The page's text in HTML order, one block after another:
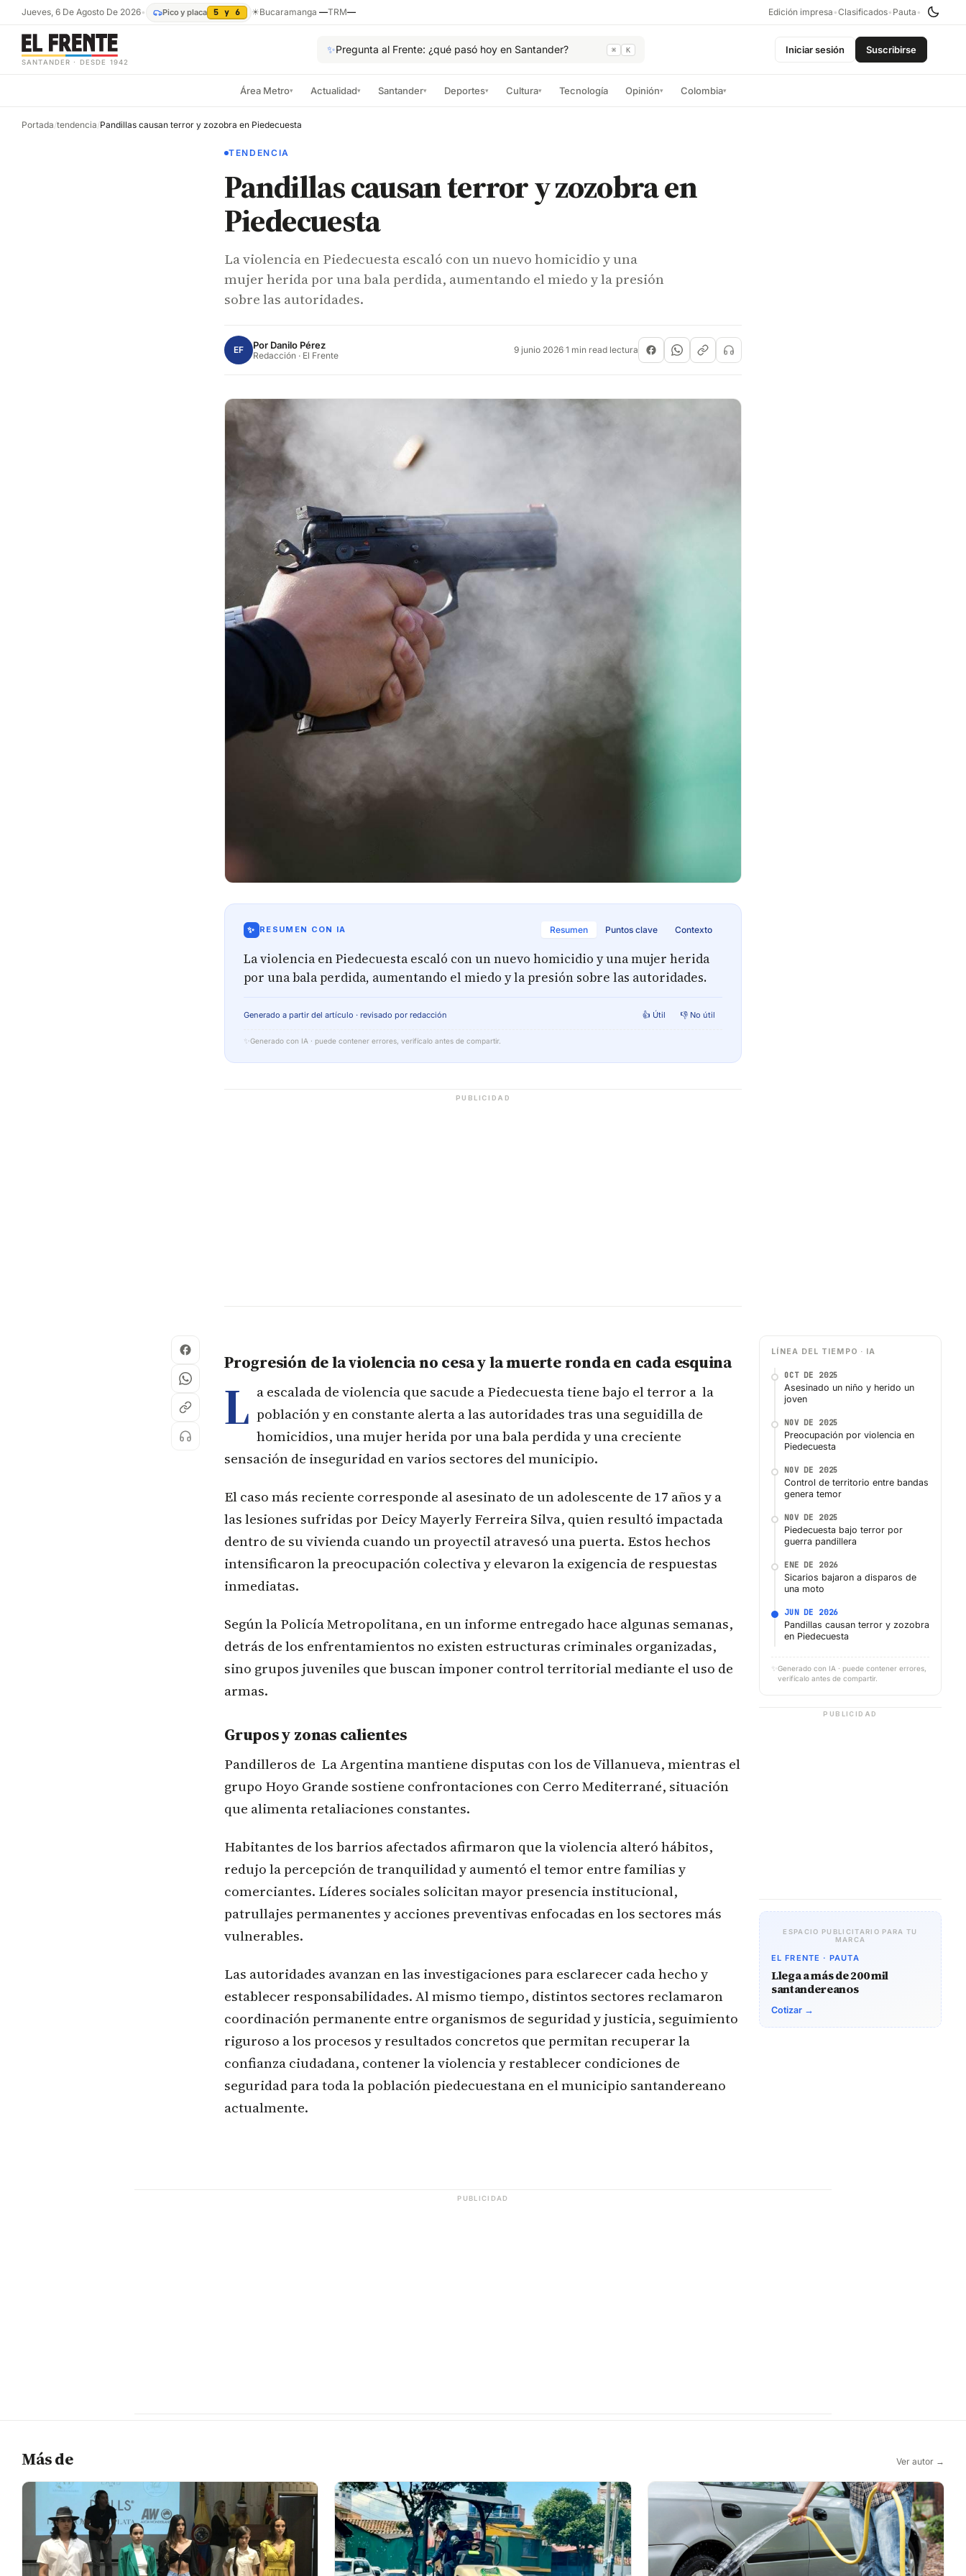
Jueves, 6 De Agosto De 2026• Pico y placa 5 y 6 ☀Bucaramanga —TRM— Edición impresa •Clasificados• Pauta •
SANTANDER · DESDE 1942
✨Pregunta al Frente: ¿qué pasó hoy en Santander? ⌘ K Iniciar sesión Suscribirse
Área Metro▾ Actualidad▾ Santander▾ Deportes▾ Cultura▾ Tecnología Opinión▾ Colombia▾
Portada/tendencia/Pandillas causan terror y zozobra en Piedecuesta
TENDENCIA
Pandillas causan terror y zozobra en
Piedecuesta
La violencia en Piedecuesta escaló con un nuevo homicidio y una
mujer herida por una bala perdida, aumentando el miedo y la presión
sobre las autoridades.
EF Por Danilo Pérez
Redacción · El Frente 9 junio 2026·1 min read lectura
✨ RESUMEN CON IA Resumen Puntos clave Contexto
La violencia en Piedecuesta escaló con un nuevo homicidio y una mujer herida
por una bala perdida, aumentando el miedo y la presión sobre las autoridades.
Generado a partir del artículo · revisado por redacción 👍 Útil 👎 No útil
✨ Generado con IA · puede contener errores, verifícalo antes de compartir.
PUBLICIDAD
Progresión de la violencia no cesa y la muerte ronda en cada esquina
L a escalada de violencia que sacude a Piedecuesta tiene bajo el terror a la
población y en constante alerta a las autoridades tras una seguidilla de
homicidios, una mujer herida por una bala perdida y una creciente
sensación de inseguridad en varios sectores del municipio.
El caso más reciente corresponde al asesinato de un adolescente de 17 años y a
las lesiones sufridas por Deicy Mayerly Ferreira Silva, quien resultó impactada
dentro de su vivienda cuando un proyectil atravesó una puerta. Estos hechos
intensificaron la preocupación colectiva y elevaron la exigencia de respuestas
inmediatas.
Según la Policía Metropolitana, en un informe entregado hace algunas semanas,
detrás de los enfrentamientos no existen estructuras criminales organizadas,
sino grupos juveniles que buscan imponer control territorial mediante el uso de
armas.
Grupos y zonas calientes
Pandilleros de La Argentina mantiene disputas con los de Villanueva, mientras el
grupo Hoyo Grande sostiene confrontaciones con Cerro Mediterrané, situación
que alimenta retaliaciones constantes.
Habitantes de los barrios afectados afirmaron que la violencia alteró hábitos,
redujo la percepción de tranquilidad y aumentó el temor entre familias y
comerciantes. Líderes sociales solicitan mayor presencia institucional,
patrullajes permanentes y acciones preventivas enfocadas en los sectores más
vulnerables.
Las autoridades avanzan en las investigaciones para esclarecer cada hecho y
establecer responsabilidades. Al mismo tiempo, distintos sectores reclamaron
coordinación permanente entre organismos de seguridad y justicia, seguimiento
riguroso a los procesos y resultados concretos que permitan recuperar la
confianza ciudadana, contener la violencia y restablecer condiciones de
seguridad para toda la población piedecuestana en el municipio santandereano
actualmente.
LÍNEA DEL TIEMPO · IA
OCT DE 2025
Asesinado un niño y herido un
joven
NOV DE 2025
Preocupación por violencia en
Piedecuesta
NOV DE 2025
Control de territorio entre bandas
genera temor
NOV DE 2025
Piedecuesta bajo terror por
guerra pandillera
ENE DE 2026
Sicarios bajaron a disparos de
una moto
JUN DE 2026
Pandillas causan terror y zozobra
en Piedecuesta
✨ Generado con IA · puede contener errores,
verifícalo antes de compartir.
PUBLICIDAD
ESPACIO PUBLICITARIO PARA TU
MARCA
EL FRENTE · PAUTA
Llega a más de 200 mil
santandereanos
Cotizar →
PUBLICIDAD
Más de Ver autor →